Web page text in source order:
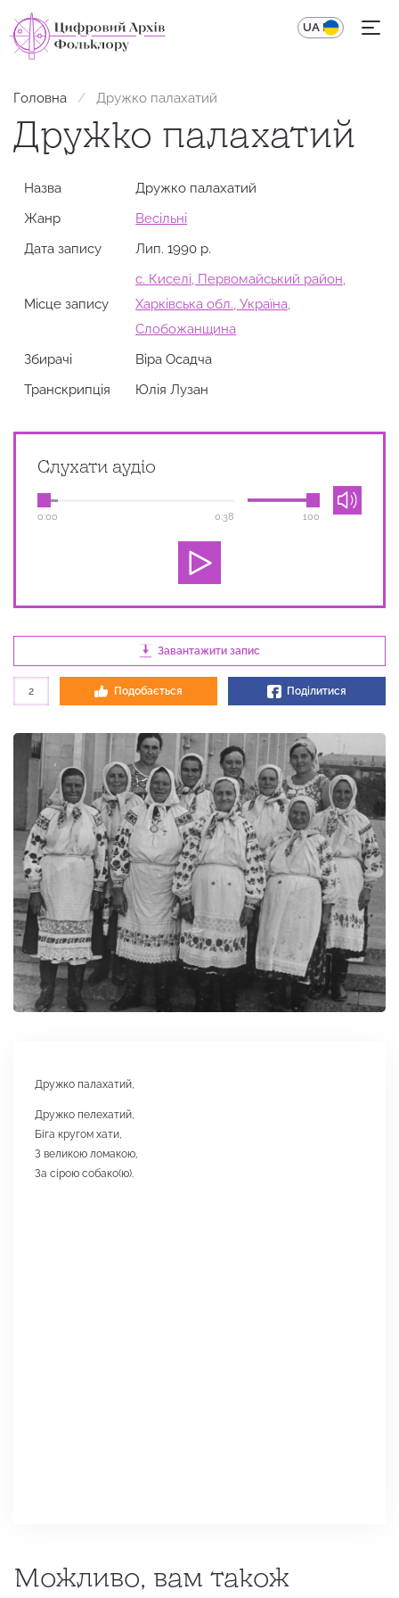
UA EN
Головна Дружко палахатий
Дружко палахатий
Назва
Дружко палахатий
Жанр
Весільні
Дата запису
Лип. 1990 р.
Місце запису
с. Киселі, Первомайський район,
Харківська обл., Україна,
Слобожанщина
Збирачi
Віра Осадча
Транскрипція
Юлія Лузан
Слухати аудіо
0:00 0:38 100
Завантажити запис
2 Подобається Поділитися
Дружко палахатий,
Дружко пелехатий,
Біга кругом хати,
З великою ломакою,
За сірою собако(ю).
Можливо, вам також